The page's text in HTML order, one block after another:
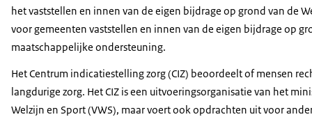
het vaststellen en innen van de eigen bijdrage op grond van de
voor gemeenten vaststellen en innen van de eigen bijdrage op
maatschappelijke ondersteuning.
Het Centrum indicatiestelling zorg (CIZ) beoordeelt of mensen
langdurige zorg. Het CIZ is een uitvoeringsorganisatie van het
Welzijn en Sport (VWS), maar voert ook opdrachten uit voor